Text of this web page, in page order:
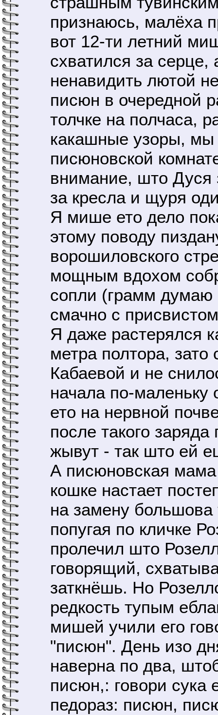
признаюсь, малёха
вот 12-ти летний
схватился за
ненавидить лютой
писюн в очередной
толчке на полчаса,
какашные узоры, мы
писюновской
внимание, што Дуся
за кресла и щуря
Я мише ето дело
этому поводу
ворошиловского
мощным вдохом
сопли (грамм
смачно с
Я даже растерялся
метра полтора,
Кабаевой и не
начала по-
ето на нервной
после такого
жывут - так што ей
А писюновская
кошке настает
на замену большова
попугая по кличке
пролечил што
говорящий,
заткнёшь. Но
редкость тупым
мишей учили его
"писюн". День изо
наверна по два,
писюн,: говори сука
педораз: писюн,